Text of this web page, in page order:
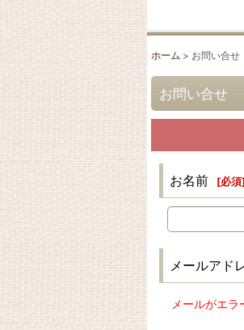
ホーム > お問い合せ
お問い合せ
お名前 [必須]
メールアド
メールがエラ